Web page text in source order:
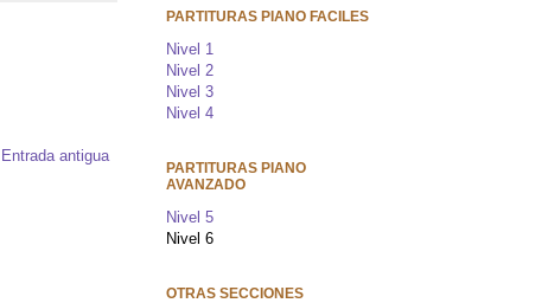
Entrada antigua
PARTITURAS PIANO FACILES
Nivel 1
Nivel 2
Nivel 3
Nivel 4
PARTITURAS PIANO
AVANZADO
Nivel 5
Nivel 6
OTRAS SECCIONES